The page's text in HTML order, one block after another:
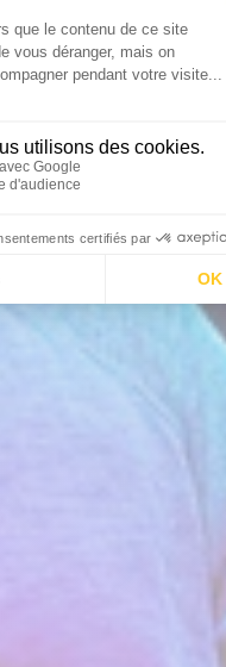
bij